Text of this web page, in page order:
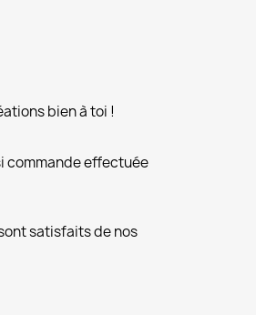
bien à toi !
commande effectuée
satisfaits de nos